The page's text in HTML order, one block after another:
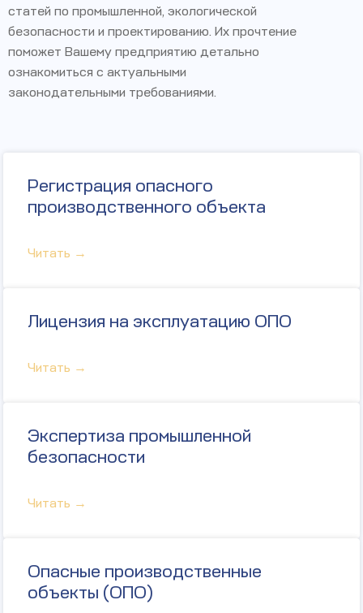
статей по промышленной, экологической
безопасности и проектированию. Их прочтение
поможет Вашему предприятию детально
ознакомиться с актуальными
законодательными требованиями.
Регистрация опасного
производственного объекта
Читать →
Лицензия на эксплуатацию ОПО
Читать →
Экспертиза промышленной
безопасности
Читать →
Опасные производственные
объекты (ОПО)